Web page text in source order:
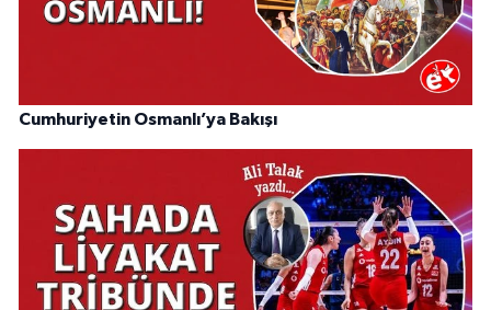
Cumhuriyetin Osmanlı’ya Bakışı